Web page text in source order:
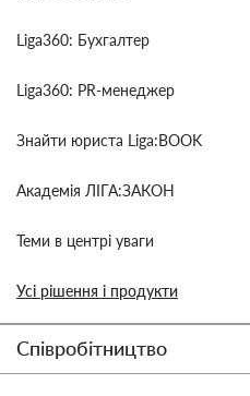
Liga360: Бухгалтер
Liga360: PR-менеджер
Знайти юриста Liga:BOOK
Академія ЛІГА:ЗАКОН
Теми в центрі уваги
Усі рішення і продукти
Співробітництво